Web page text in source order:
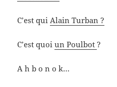
C’est quiAlain Turban ?
C’est quoiun Poulbot?
A h b o n o k…